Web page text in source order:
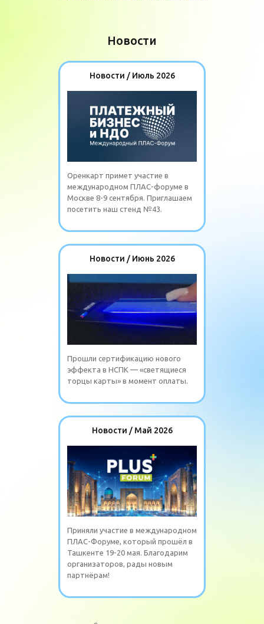
Новости
Новости / Июль 2026
Оренкарт примет участие в
международном ПЛАС-форуме в
Москве 8-9 сентября. Приглашаем
посетить наш стенд №43.
Новости / Июнь 2026
Прошли сертификацию нового
эффекта в НСПК — «светящиеся
торцы карты» в момент оплаты.
Новости / Май 2026
Приняли участие в международном
ПЛАС-Форуме, который прошёл в
Ташкенте 19-20 мая. Благодарим
организаторов, рады новым
партнёрам!